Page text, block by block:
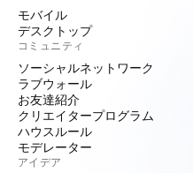
モバイル
デスクトップ
コミュニティ
ソーシャルネットワーク
ラブウォール
お友達紹介
クリエイタープログラム
ハウスルール
モデレーター
アイデア